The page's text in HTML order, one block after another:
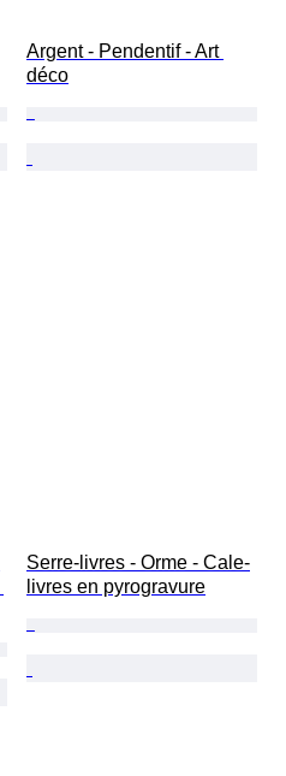
Argent - Pendentif - Art
déco
Serre-livres - Orme - Cale-
livres en pyrogravure